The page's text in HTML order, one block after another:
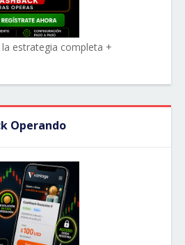
estrategia completa +
Operando